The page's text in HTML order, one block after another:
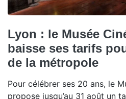
Lyon : le Musée
baisse ses tarifs
de la métropole
Pour célébrer ses 20 ans, le
propose jusqu’au 31 août un